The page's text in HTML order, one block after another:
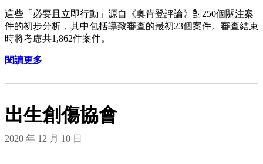
這些「必要且立即行動」源自《奧肯登評論》對250個關注案
件的初步分析，其中包括導致審查的最初23個案件。審查結束
時將考慮共1,862件案件。
閱讀更多
出生創傷協會
2020 年 12 月 10 日